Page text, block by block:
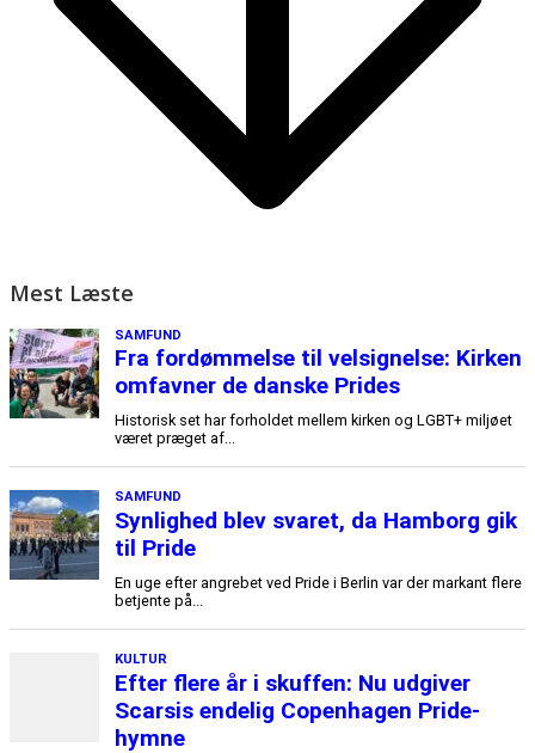
Mest Læste
SAMFUND
Fra fordømmelse til velsignelse: Kirken
omfavner de danske Prides
Historisk set har forholdet mellem kirken og LGBT+ miljøet
været præget af...
SAMFUND
Synlighed blev svaret, da Hamborg gik
til Pride
En uge efter angrebet ved Pride i Berlin var der markant flere
betjente på...
KULTUR
Efter flere år i skuffen: Nu udgiver
Scarsis endelig Copenhagen Pride-
hymne